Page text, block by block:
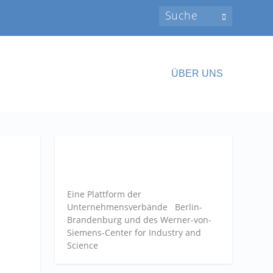
ÜBER UNS
Eine Plattform der
Unternehmensverbände Berlin-
Brandenburg und des Werner-von-
Siemens-Center for Industry and
Science